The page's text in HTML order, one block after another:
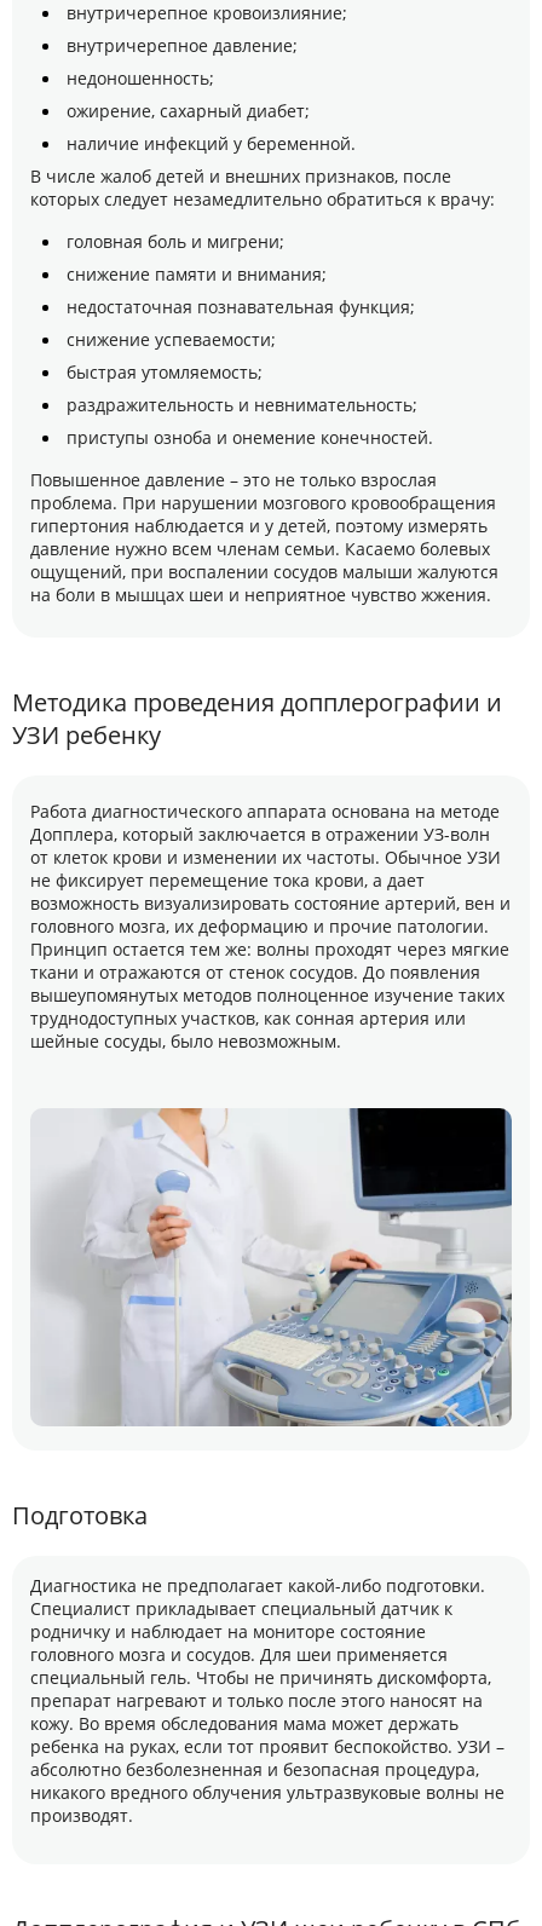
внутричерепное кровоизлияние;
внутричерепное давление;
недоношенность;
ожирение, сахарный диабет;
наличие инфекций у беременной.
В числе жалоб детей и внешних признаков, после
которых следует незамедлительно обратиться к врачу:
головная боль и мигрени;
снижение памяти и внимания;
недостаточная познавательная функция;
снижение успеваемости;
быстрая утомляемость;
раздражительность и невнимательность;
приступы озноба и онемение конечностей.
Повышенное давление – это не только взрослая
проблема. При нарушении мозгового кровообращения
гипертония наблюдается и у детей, поэтому измерять
давление нужно всем членам семьи. Касаемо болевых
ощущений, при воспалении сосудов малыши жалуются
на боли в мышцах шеи и неприятное чувство жжения.
Методика проведения допплерографии и
УЗИ ребенку
Работа диагностического аппарата основана на методе
Допплера, который заключается в отражении УЗ-волн
от клеток крови и изменении их частоты. Обычное УЗИ
не фиксирует перемещение тока крови, а дает
возможность визуализировать состояние артерий, вен и
головного мозга, их деформацию и прочие патологии.
Принцип остается тем же: волны проходят через мягкие
ткани и отражаются от стенок сосудов. До появления
вышеупомянутых методов полноценное изучение таких
труднодоступных участков, как сонная артерия или
шейные сосуды, было невозможным.
Подготовка
Диагностика не предполагает какой-либо подготовки.
Специалист прикладывает специальный датчик к
родничку и наблюдает на мониторе состояние
головного мозга и сосудов. Для шеи применяется
специальный гель. Чтобы не причинять дискомфорта,
препарат нагревают и только после этого наносят на
кожу. Во время обследования мама может держать
ребенка на руках, если тот проявит беспокойство. УЗИ –
абсолютно безболезненная и безопасная процедура,
никакого вредного облучения ультразвуковые волны не
производят.